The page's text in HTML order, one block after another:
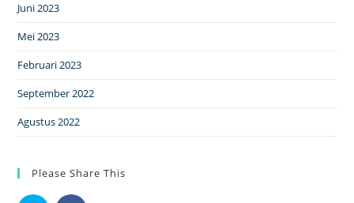
Juni 2023
Mei 2023
Februari 2023
September 2022
Agustus 2022
Please Share This